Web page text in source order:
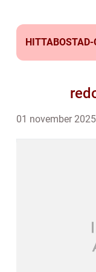
HITTABOSTAD-
01 november 2025